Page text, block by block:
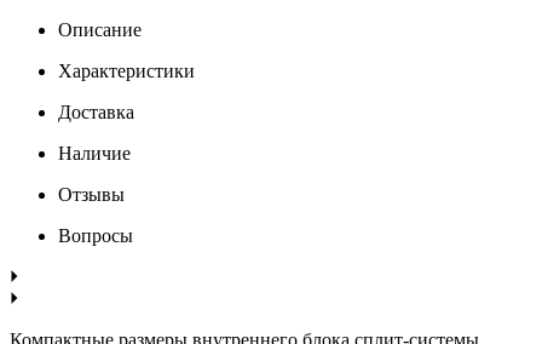
Описание
Характеристики
Доставка
Наличие
Отзывы
Вопросы
Компактные размеры внутреннего блока сплит-системы